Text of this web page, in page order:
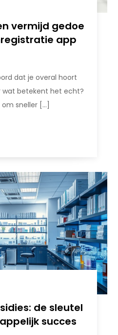
vermijd gedoe
app
dat je overal hoort
wat betekent het echt?
sneller […]
de sleutel
succes